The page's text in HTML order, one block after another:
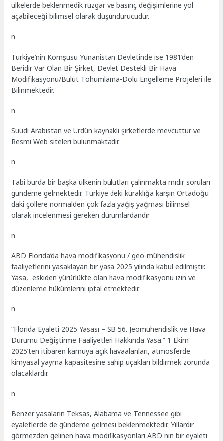
ülkelerde beklenmedik rüzgar ve basınç değişimlerine yol
açabileceği bilimsel olarak düşündürücüdür.
n
Türkiye’nin Komşusu Yunanistan Devletinde ise 1981’den
Beridir Var Olan Bir Şirket, Devlet Destekli Bir Hava
Modifikasyonu/Bulut Tohumlama-Dolu Engelleme Projeleri ile
Bilinmektedir.
n
Suudi Arabistan ve Ürdün kaynaklı şirketlerde mevcuttur ve
Resmi Web siteleri bulunmaktadır.
n
Tabi burda bir başka ülkenin bulutları çalınmakta mıdır soruları
gündeme gelmektedir. Türkiye deki kuraklığa karşın Ortadoğu
daki çöllere normalden çok fazla yağış yağması bilimsel
olarak incelenmesi gereken durumlardandır
n
ABD Florida’da hava modifikasyonu / geo-mühendislik
faaliyetlerini yasaklayan bir yasa 2025 yılında kabul edilmiştir.
Yasa, eskiden yürürlükte olan hava modifikasyonu izin ve
düzenleme hükümlerini iptal etmektedir.
n
“Florida Eyaleti 2025 Yasası – SB 56. Jeomühendislik ve Hava
Durumu Değiştirme Faaliyetleri Hakkında Yasa.” 1 Ekim
2025’ten itibaren kamuya açık havaalanları, atmosferde
kimyasal yayma kapasitesine sahip uçakları bildirmek zorunda
olacaklardır.
n
Benzer yasaların Teksas, Alabama ve Tennessee gibi
eyaletlerde de gündeme gelmesi beklenmektedir. Yıllardır
görmezden gelinen hava modifikasyonları ABD nin bir eyaleti